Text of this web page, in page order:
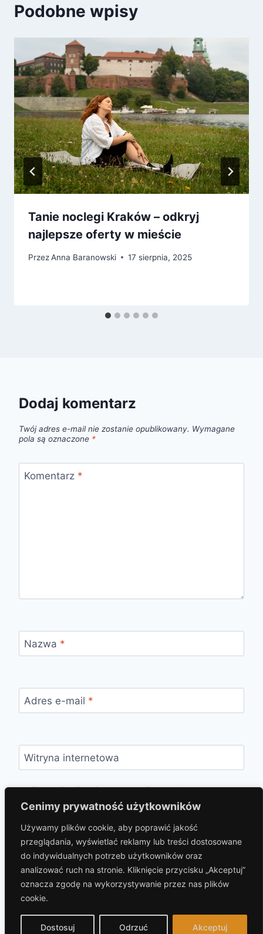
Cenimy prywatność użytkowników
Używamy plików cookie, aby poprawić jakość
przeglądania, wyświetlać reklamy lub treści dostosowane
do indywidualnych potrzeb użytkowników oraz
analizować ruch na stronie. Kliknięcie przycisku „Akceptuj”
oznacza zgodę na wykorzystywanie przez nas plików
cookie.
Dostosuj Odrzuć Akceptuj
Podobne wpisy
Tanie noclegi Kraków – odkryj
najlepsze oferty w mieście
PrzezAnna Baranowski 17 sierpnia, 2025
Dodaj komentarz
Twój adres e-mail nie zostanie opublikowany. Wymagane
pola są oznaczone *
Komentarz *
Nazwa *
Adres e-mail *
Witryna internetowa
Zapamiętaj moje dane w tej przeglądarce
podczas pisania kolejnych komentarzy.
© 2026 hotelprzybaszcie.pl Motyw WordPress,
autor:Kadence WP